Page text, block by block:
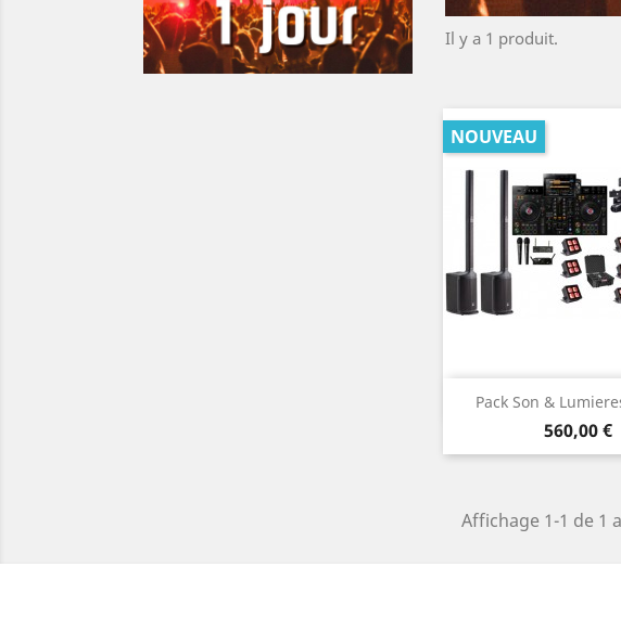
Il y a 1 produit.
Pack Son &
Prix
560,00 €
NOUVEAU
Aperçu
Affichage 1-1 de 1